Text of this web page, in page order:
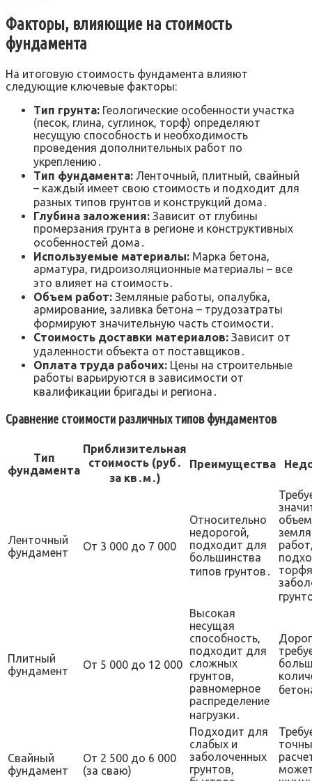
Факторы, влияющие на стоимость
фундамента
На итоговую стоимость фундамента влияют
следующие ключевые факторы:
Тип грунта: Геологические особенности участка
(песок, глина, суглинок, торф) определяют
несущую способность и необходимость
проведения дополнительных работ по
укреплению․
Тип фундамента: Ленточный, плитный, свайный
– каждый имеет свою стоимость и подходит для
разных типов грунтов и конструкций дома․
Глубина заложения: Зависит от глубины
промерзания грунта в регионе и конструктивных
особенностей дома․
Используемые материалы: Марка бетона,
арматура, гидроизоляционные материалы – все
это влияет на стоимость․
Объем работ: Земляные работы, опалубка,
армирование, заливка бетона – трудозатраты
формируют значительную часть стоимости․
Стоимость доставки материалов: Зависит от
удаленности объекта от поставщиков․
Оплата труда рабочих: Цены на строительные
работы варьируются в зависимости от
квалификации бригады и региона․
Сравнение стоимости различных типов фундаментов
Тип
фундамента
Приблизительная
стоимость (руб․
за кв․м․)
Преимущества
Ленточный
фундамент
От 3 000 до 7 000
Относительно
недорогой,
подходит для
большинства
типов грунтов․
Плитный
фундамент
От 5 000 до 12 000
Высокая
несущая
способность,
подходит для
сложных
грунтов,
равномерное
распределение
нагрузки․
Свайный
фундамент
От 2 500 до 6 000
(за сваю)
Подходит для
слабых и
заболоченных
грунтов,